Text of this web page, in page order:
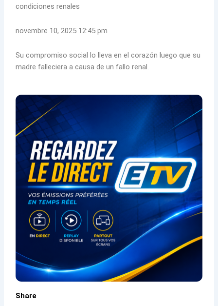
condiciones renales
novembre 10, 2025 12:45 pm
Su compromiso social lo lleva en el corazón luego que su
madre falleciera a causa de un fallo renal.
Share